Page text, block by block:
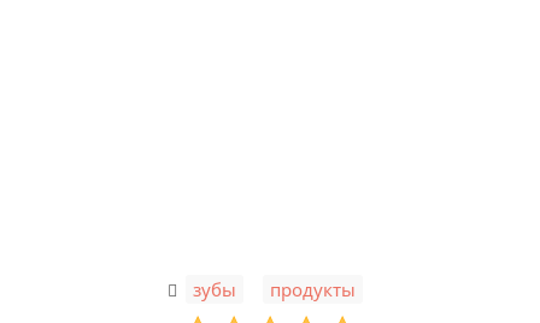
зубы продукты